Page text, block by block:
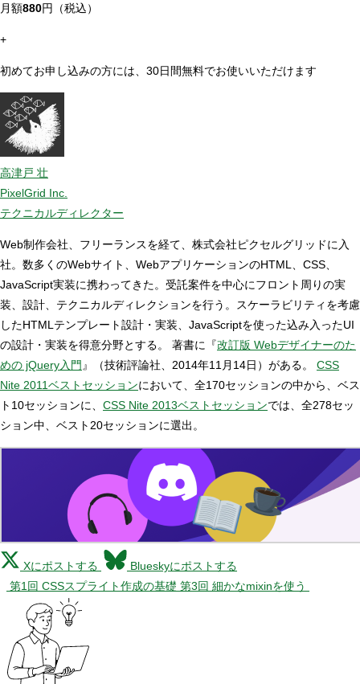
月額880円（税込）
+
初めてお申し込みの方には、30日間無料でお使いいただけます
高津戸 壮
PixelGrid Inc.
テクニカルディレクター
Web制作会社、フリーランスを経て、株式会社ピクセルグリッドに入
社。数多くのWebサイト、WebアプリケーションのHTML、CSS、
JavaScript実装に携わってきた。受託案件を中心にフロント周りの実
装、設計、テクニカルディレクションを行う。スケーラビリティを考慮
したHTMLテンプレート設計・実装、JavaScriptを使った込み入ったUI
の設計・実装を得意分野とする。 著書に『改訂版 Webデザイナーのた
めの jQuery入門 』（技術評論社、2014年11月14日）がある。 CSS
Nite 2011ベストセッションにおいて、全170セッションの中から、ベス
ト10セッションに、 CSS Nite 2013ベストセッションでは、全278セッ
ション中、ベスト20セッションに選出。
Xにポストする
Blueskyにポストする
第1回 CSSスプライト作成の基礎 第3回 細かなmixinを使う